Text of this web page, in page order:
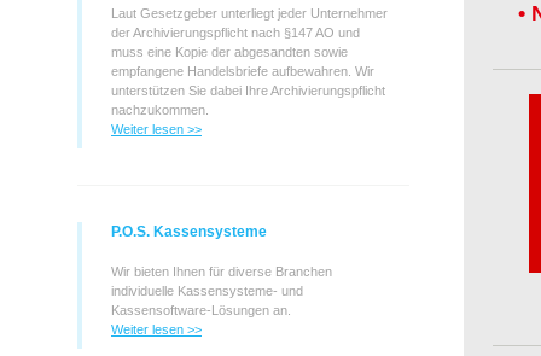
Laut Gesetzgeber unterliegt jeder Unternehmer
der Archivierungspflicht nach §147 AO und
muss eine Kopie der abgesandten sowie
empfangene Handelsbriefe aufbewahren. Wir
unterstützen Sie dabei Ihre Archivierungspflicht
nachzukommen.
Weiter lesen >>
P.O.S. Kassensysteme
Wir bieten Ihnen für diverse Branchen
individuelle Kassensysteme- und
Kassensoftware-Lösungen an.
Weiter lesen >>
•